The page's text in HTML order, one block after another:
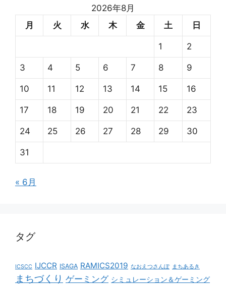
2026年8月
月
火 水 木 金 土 日
1 2
3 4 5 6 7 8 9
10 11 12 13 14 15 16
17 18 19 20 21 22 23
24 25 26 27 28 29 30
31
« 6月
タグ
ICSCC IJCCR ISAGA RAMICS2019 なおえつさんぽ まちあるき
まちづくり ゲーミング シミュレーション＆ゲーミング